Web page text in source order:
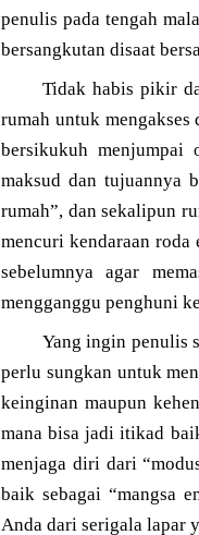
penulis pada tengah
bersangkutan disaat
Tidak habis pikir
rumah untuk mengakses
bersikukuh menjumpai
maksud dan tujuannya
rumah”, dan sekalipun
mencuri kendaraan
sebelumnya agar
mengganggu penghuni
Yang ingin penulis
perlu sungkan untuk
keinginan maupun
mana bisa jadi itikad
menjaga diri dari
baik sebagai “mangsa
Anda dari serigala lapar